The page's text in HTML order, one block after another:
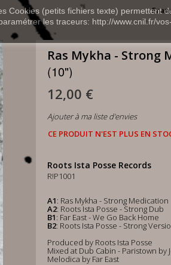
Cookies (petits fichiers texte) permettent
les traceurs: http://www.cnil.fr/
Ras Mykha - Strong
(10")
12,00 €
Ajouter à ma liste d'envies
CE PRODUIT N'EST PLUS EN
Roots Ista Posse Records
R!P1001
A1: Ras Mykha - Strong Medication
A2: Roots Ista Posse - Strong Dub
B1: Far East - We Go Back Home
B2: Roots Ista Posse - Strong
Produced by Roots Ista Posse
Mixed at Dub Cabin - Paristown by
Melodica by Far East